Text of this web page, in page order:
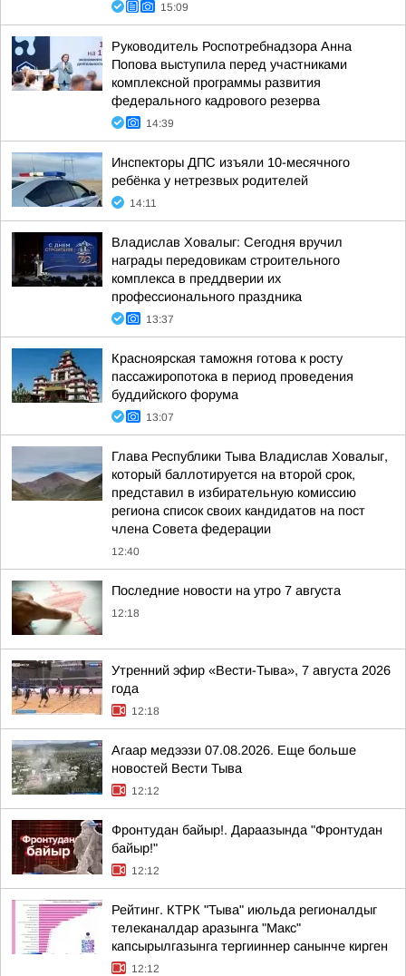
15:09
Руководитель Роспотребнадзора Анна
Попова выступила перед участниками
комплексной программы развития
федерального кадрового резерва
14:39
Инспекторы ДПС изъяли 10-месячного
ребёнка у нетрезвых родителей
14:11
Владислав Ховалыг: Сегодня вручил
награды передовикам строительного
комплекса в преддверии их
профессионального праздника
13:37
Красноярская таможня готова к росту
пассажиропотока в период проведения
буддийского форума
13:07
Глава Республики Тыва Владислав Ховалыг,
который баллотируется на второй срок,
представил в избирательную комиссию
региона список своих кандидатов на пост
члена Совета федерации
12:40
Последние новости на утро 7 августа
12:18
Утренний эфир «Вести-Тыва», 7 августа 2026
года
12:18
Агаар медээзи 07.08.2026. Еще больше
новостей Вести Тыва
12:12
Фронтудан байыр!. Дараазында "Фронтудан
байыр!"
12:12
Рейтинг. КТРК "Тыва" июльда регионалдыг
телеканалдар аразынга "Макс"
капсырылгазынга тергииннер санынче кирген
12:12